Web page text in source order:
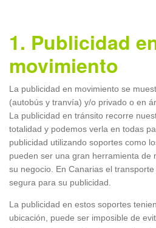
1. Publicidad
movimiento
La publicidad en movimiento se
(autobús y tranvía) y/o privado o en
La publicidad en tránsito recorre
totalidad y podemos verla en todas
publicidad utilizando soportes como
pueden ser una gran herramienta de
su negocio. En Canarias el
segura para su publicidad.
La publicidad en estos soportes
ubicación, puede ser imposible de